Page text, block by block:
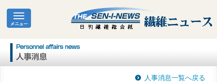
人事消息一覧へ戻る